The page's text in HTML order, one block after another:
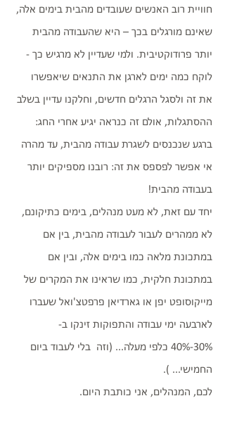
חוויית רוב האנשים שעובדים מהבית בימים אלה,
שאינם מורגלים בכך – היא שהעבודה מהבית
יותר פרודוקטיבית. ולמי שעדיין לא מרגיש כך -
לוקח כמה ימים לארגן את התנאים שיאפשרו
את זה ולסגל הרגלים חדשים, וחלקנו עדיין בשלב
ההסתגלות, אולם זה כנראה יגיע אחרי החג:
ברגע שנכנסים לשגרת עבודה מהבית, עד מהרה
אי אפשר לפספס את זה: רובנו מספיקים יותר
בעבודה מהבית!
יחד עם זאת, לא מעט מנהלים, בימים כתיקונם,
לא ממהרים לעבור לעבודה מהבית, בין אם
במתכונת מלאה כמו בימים אלה, ובין אם
במתכונת חלקית, כמו שראינו את המקרים של
מייקוסופט יפן או גארדיאן פרפטצ'ואל שעברו
לארבעה ימי עבודה והתפוקות זינקו ב-
30%-40% כלפי מעלה... (וזה  בלי לעבוד ביום
החמישי... ).
לכם, המנהלים, אני כותבת היום.